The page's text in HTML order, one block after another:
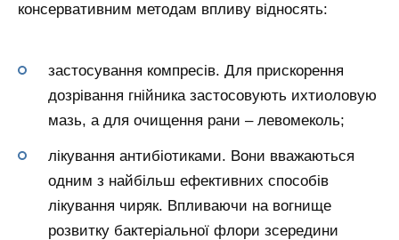
консервативним методам впливу відносять:
застосування компресів. Для прискорення
дозрівання гнійника застосовують ихтиоловую
мазь, а для очищення рани – левомеколь;
лікування антибіотиками. Вони вважаються
одним з найбільш ефективних способів
лікування чиряк. Впливаючи на вогнище
розвитку бактеріальної флори зсередини